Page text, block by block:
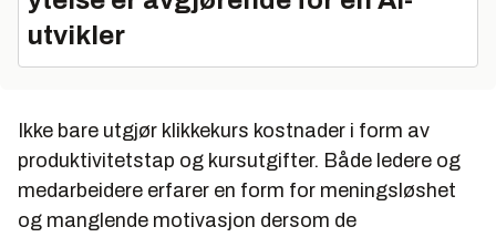
utvikler
Ikke bare utgjør klikkekurs kostnader i form av
produktivitetstap og kursutgifter. Både ledere og
medarbeidere erfarer en form for meningsløshet
og manglende motivasjon dersom de